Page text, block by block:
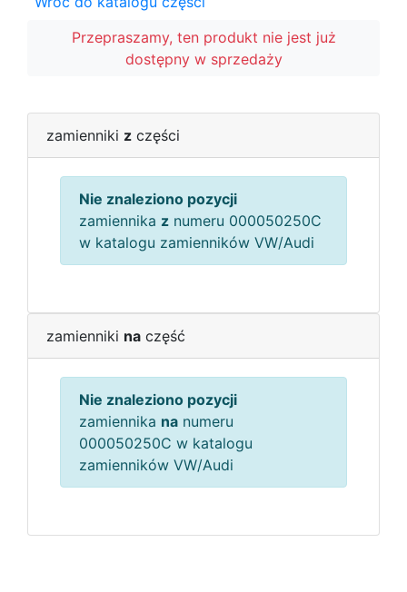
Przepraszamy, ten produkt nie jest już
dostępny w sprzedaży
zamienniki z części
Nie znaleziono pozycji
zamiennika z numeru 000050250C
w katalogu zamienników VW/Audi
zamienniki na część
Nie znaleziono pozycji
zamiennika na numeru
000050250C w katalogu
zamienników VW/Audi